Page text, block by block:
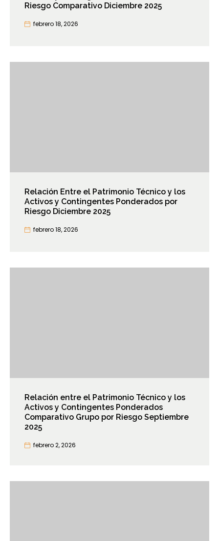
Riesgo Comparativo Diciembre 2025
febrero 18, 2026
Relación Entre el Patrimonio Técnico y los
Activos y Contingentes Ponderados por
Riesgo Diciembre 2025
febrero 18, 2026
Relación entre el Patrimonio Técnico y los
Activos y Contingentes Ponderados
Comparativo Grupo por Riesgo Septiembre
2025
febrero 2, 2026